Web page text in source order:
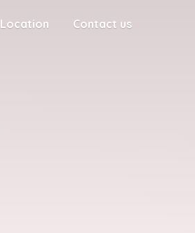
Location Contact us